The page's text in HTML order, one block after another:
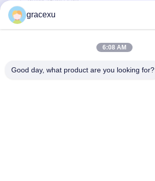
পাঠান
gracexu
6:08 AM
Good day, what product are you looking for?